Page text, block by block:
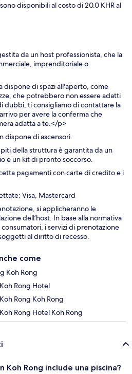
disponibili al costo di 20.0 KHR al
da un host professionista, che la
imprenditoriale o
dispone di spazi all'aperto, come
che potrebbero non essere adatti
dubbi, ti consigliamo di contattare la
per avere la conferma che
adatta a te.</p>
dispone di ascensori.
della struttura è garantita da un
e un kit di pronto soccorso.
pagamenti con carte di credito e i
Visa, Mastercard
si applicheranno le
dell’host. In base alla normativa
i servizi di prenotazione
al diritto di recesso.
come
Koh Rong
Rong Hotel
Rong Koh Rong
Rong Hotel Koh Rong
Koh Rong include una piscina?